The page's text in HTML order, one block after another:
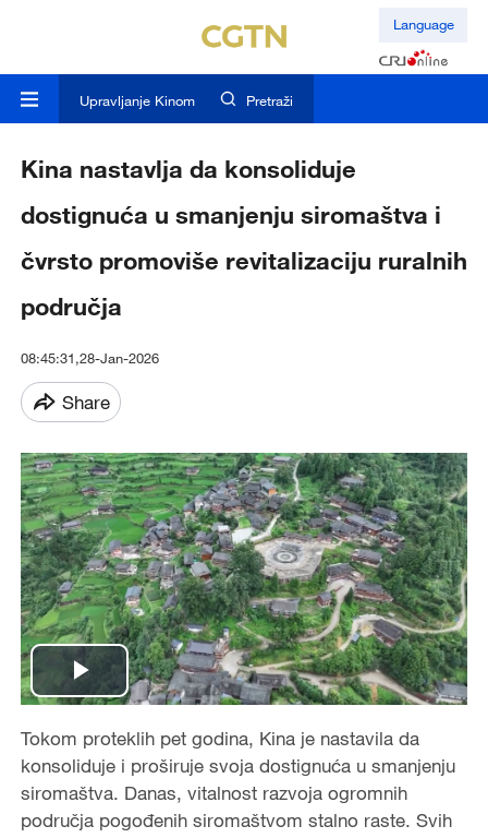
Language
Upravljanje Kinom Pretraži
Kina nastavlja da konsoliduje
dostignuća u smanjenju siromaštva i
čvrsto promoviše revitalizaciju ruralnih
područja
08:45:31,28-Jan-2026
Share
Play
Video
Tokom proteklih pet godina, Kina je nastavila da
konsoliduje i proširuje svoja dostignuća u smanjenju
siromaštva. Danas, vitalnost razvoja ogromnih
područja pogođenih siromaštvom stalno raste. Svih